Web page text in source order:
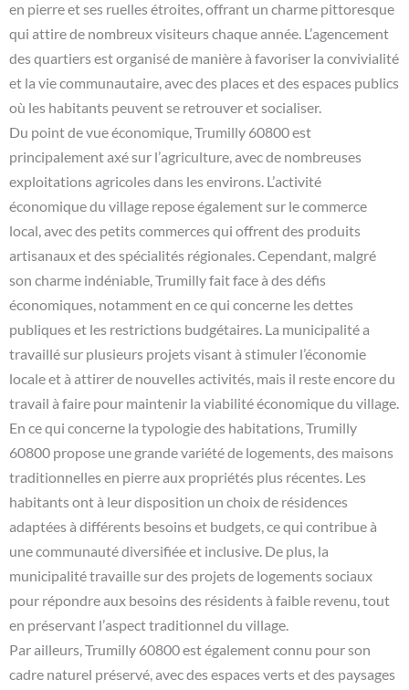
en pierre et ses ruelles étroites, offrant un charme pittoresque
qui attire de nombreux visiteurs chaque année. L’agencement
des quartiers est organisé de manière à favoriser la convivialité
et la vie communautaire, avec des places et des espaces publics
où les habitants peuvent se retrouver et socialiser.
Du point de vue économique, Trumilly 60800 est
principalement axé sur l’agriculture, avec de nombreuses
exploitations agricoles dans les environs. L’activité
économique du village repose également sur le commerce
local, avec des petits commerces qui offrent des produits
artisanaux et des spécialités régionales. Cependant, malgré
son charme indéniable, Trumilly fait face à des défis
économiques, notamment en ce qui concerne les dettes
publiques et les restrictions budgétaires. La municipalité a
travaillé sur plusieurs projets visant à stimuler l’économie
locale et à attirer de nouvelles activités, mais il reste encore du
travail à faire pour maintenir la viabilité économique du village.
En ce qui concerne la typologie des habitations, Trumilly
60800 propose une grande variété de logements, des maisons
traditionnelles en pierre aux propriétés plus récentes. Les
habitants ont à leur disposition un choix de résidences
adaptées à différents besoins et budgets, ce qui contribue à
une communauté diversifiée et inclusive. De plus, la
municipalité travaille sur des projets de logements sociaux
pour répondre aux besoins des résidents à faible revenu, tout
en préservant l’aspect traditionnel du village.
Par ailleurs, Trumilly 60800 est également connu pour son
cadre naturel préservé, avec des espaces verts et des paysages